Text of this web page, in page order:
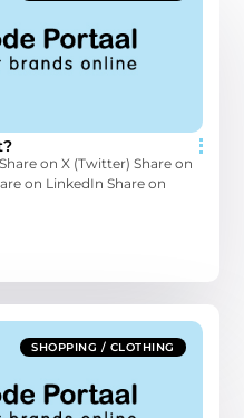
on X (Twitter) Share on
on LinkedIn Share on
SHOPPING / CLOTHING